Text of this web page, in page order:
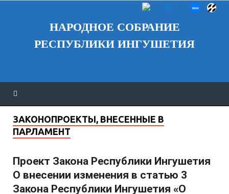
НАРОДНОЕ СОБРАНИЕ
РЕСПУБЛИКИ ИНГУШЕТИЯ
ЗАКОНОПРОЕКТЫ, ВНЕСЕННЫЕ В
ПАРЛАМЕНТ
Проект Закона Республики Ингушетия
О внесении изменения в статью 3
Закона Республики Ингушетия «О